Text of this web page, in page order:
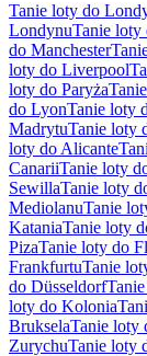
Tanie loty do
LondynuTanie loty
do Manchester
loty do Liverpool
loty do Paryża
do LyonTanie loty
MadrytuTanie loty
loty do Alicante
CanariiTanie loty
SewillaTanie loty
MediolanuTanie
KataniaTanie loty
PizaTanie loty do
FrankfurtuTanie
do Düsseldorf
loty do Kolonia
BrukselaTanie loty
ZurychuTanie loty